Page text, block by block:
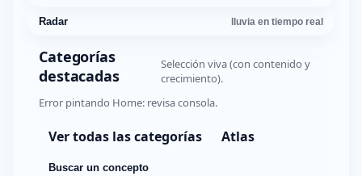
Radar lluvia en tiempo real
Categorías
destacadas
Selección viva (con contenido y
crecimiento).
Error pintando Home: revisa consola.
Ver todas las categorías Atlas
Buscar un concepto